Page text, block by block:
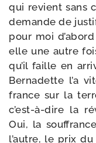
qui revient sans
demande de
pour moi
elle une autre
qu’il faille en
Bernadette l’a
france sur la
c’est-à-dire la
Oui, la
l’autre, le prix